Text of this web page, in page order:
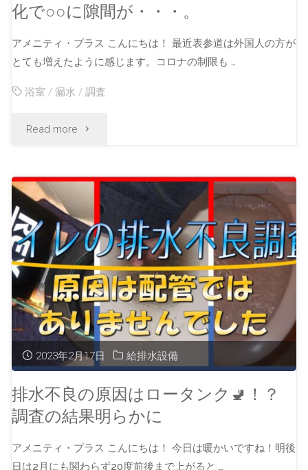
化で○○に隙間が・・・。
アメニティ・プラス こんにちは！ 最近表参道は外国人の方が
とても増えたように感じます。コロナの制限も …
浴室 /漏水 /調査
Read more
2023年2月17日 給排水設備
排水不良の原因はロータンク🚽！？
調査の結果明らかに
アメニティ・プラス こんにちは！ 今日は暖かいですね！明後
日は2月にも関わらず20度前後まで上がると …